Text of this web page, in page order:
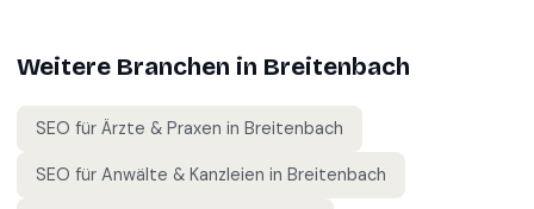
Weitere Branchen in Breitenbach
SEO für Ärzte & Praxen in Breitenbach
SEO für Anwälte & Kanzleien in Breitenbach